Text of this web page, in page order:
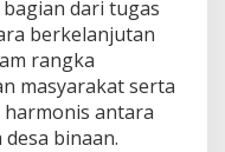
dari tugas
berkelanjutan
rangka
masyarakat serta
antara
binaan.